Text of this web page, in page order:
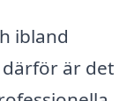
ibland
är det